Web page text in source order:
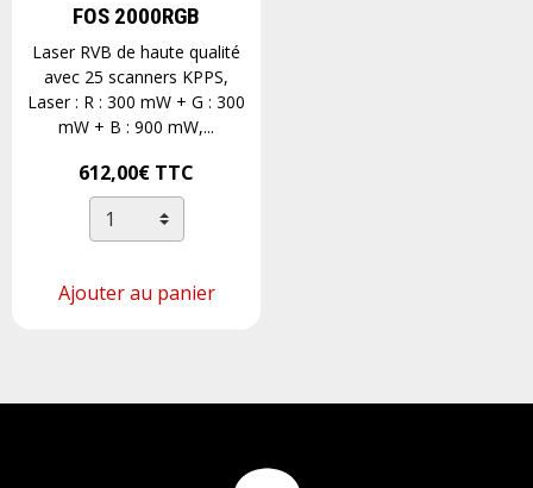
FOS 2000RGB
Laser RVB de haute qualité
avec 25 scanners KPPS,
Laser : R : 300 mW + G : 300
mW + B : 900 mW,...
612,00€ TTC
Ajouter au panier